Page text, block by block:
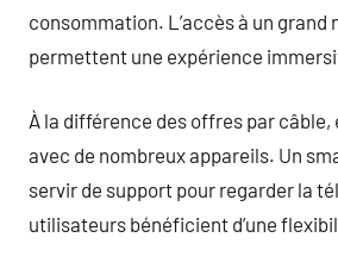
consommation. L’accès à un grand
permettent une expérience
À la différence des offres par
avec de nombreux appareils. Un
servir de support pour regarder la
utilisateurs bénéficient d’une